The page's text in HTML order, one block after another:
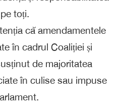
toți.
că amendamentele
în cadrul Coaliției și
de majoritatea
în culise sau impuse